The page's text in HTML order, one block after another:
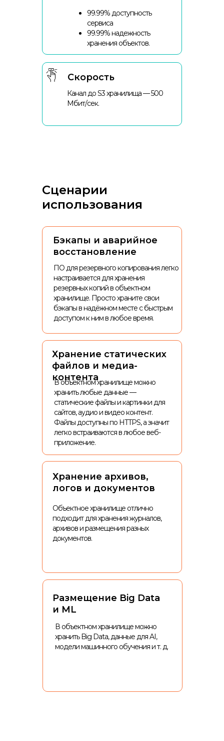
Канал до S3 хранилища — 500
Мбит/сек.
99.99% доступность
сервиса
99.99% надежность
хранения объектов.
Скорость
Сценарии
использования
Объектное хранилище отлично
подходит для хранения журналов,
архивов и размещения разных
документов.
В объектном хранилище можно
хранить любые данные —
статические файлы и картинки для
сайтов, аудио и видео контент.
Файлы доступны по HTTPS, а значит
легко встраиваются в любое веб-
приложение.
ПО для резервного копирования легко
настраивается для хранения
резервных копий в объектном
хранилище. Просто храните свои
бэкапы в надёжном месте с быстрым
доступом к ним в любое время.
Бэкапы и аварийное
восстановление
Хранение статических
файлов и медиа-
контента
Хранение архивов,
логов и документов
В объектном хранилище можно
хранить Big Data, данные для AI,
модели машинного обучения и т. д.
Размещение Big Data
и ML